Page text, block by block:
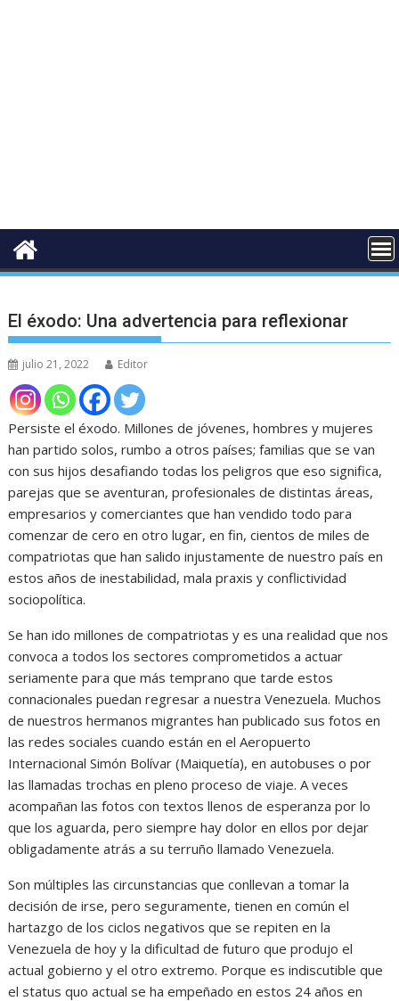
El éxodo: Una advertencia para reflexionar
julio 21, 2022 Editor
Persiste el éxodo. Millones de jóvenes, hombres y mujeres
han partido solos, rumbo a otros países; familias que se van
con sus hijos desafiando todas los peligros que eso significa,
parejas que se aventuran, profesionales de distintas áreas,
empresarios y comerciantes que han vendido todo para
comenzar de cero en otro lugar, en fin, cientos de miles de
compatriotas que han salido injustamente de nuestro país en
estos años de inestabilidad, mala praxis y conflictividad
sociopolítica.
Se han ido millones de compatriotas y es una realidad que nos
convoca a todos los sectores comprometidos a actuar
seriamente para que más temprano que tarde estos
connacionales puedan regresar a nuestra Venezuela. Muchos
de nuestros hermanos migrantes han publicado sus fotos en
las redes sociales cuando están en el Aeropuerto
Internacional Simón Bolívar (Maiquetía), en autobuses o por
las llamadas trochas en pleno proceso de viaje. A veces
acompañan las fotos con textos llenos de esperanza por lo
que los aguarda, pero siempre hay dolor en ellos por dejar
obligadamente atrás a su terruño llamado Venezuela.
Son múltiples las circunstancias que conllevan a tomar la
decisión de irse, pero seguramente, tienen en común el
hartazgo de los ciclos negativos que se repiten en la
Venezuela de hoy y la dificultad de futuro que produjo el
actual gobierno y el otro extremo. Porque es indiscutible que
el status quo actual se ha empeñado en estos 24 años en